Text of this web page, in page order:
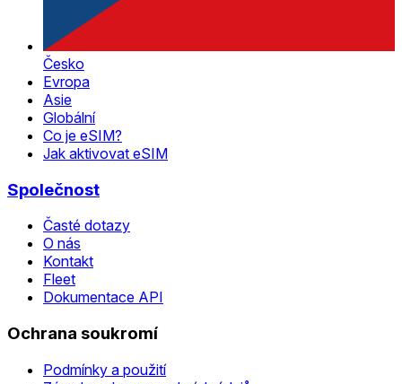
Česko
Evropa
Asie
Globální
Co je eSIM?
Jak aktivovat eSIM
Společnost
Časté dotazy
O nás
Kontakt
Fleet
Dokumentace API
Ochrana soukromí
Podmínky a použití